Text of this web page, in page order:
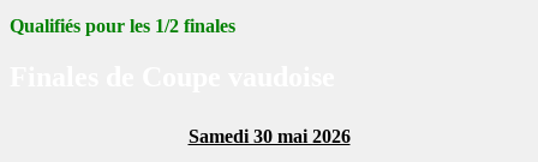
Qualifiés pour les 1/2 finales
Samedi 30 mai 2026